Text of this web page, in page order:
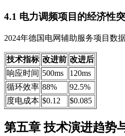
4.1 电力调频项目的经济性
2024年德国电网辅助服务项目数
技术指标 改进前 改进后
响应时间 500ms
120ms
循环效率 88%
92.5%
度电成本 $0.12 $0.085
第五章 技术演进趋势